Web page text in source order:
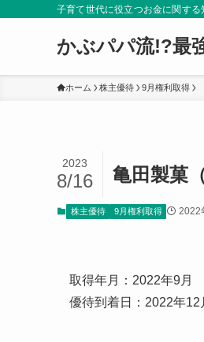
子育て世代に役立つお金に関す
かぶパパ流!?最
ホーム 株主優待 9月権利取得
亀田製菓
2023
8/16
株主優待 9月権利取得 2022
取得年月：2022年9月
優待到着日：2022年12